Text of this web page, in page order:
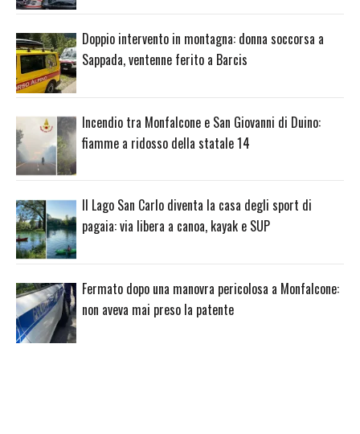
Doppio intervento in montagna: donna soccorsa a
Sappada, ventenne ferito a Barcis
Incendio tra Monfalcone e San Giovanni di Duino:
fiamme a ridosso della statale 14
Il Lago San Carlo diventa la casa degli sport di
pagaia: via libera a canoa, kayak e SUP
Fermato dopo una manovra pericolosa a Monfalcone:
non aveva mai preso la patente